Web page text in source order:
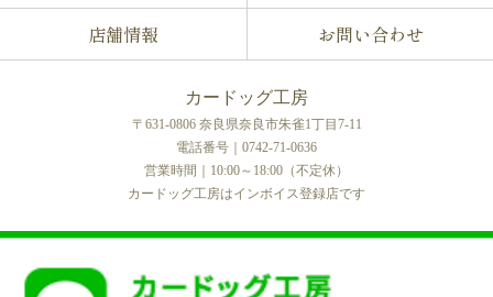
店舗情報
お問い合わせ
カードッグ工房
〒631-0806 奈良県奈良市朱雀1丁目7-11
電話番号｜0742-71-0636
営業時間｜10:00～18:00（不定休）
カードッグ工房はインボイス登録店です